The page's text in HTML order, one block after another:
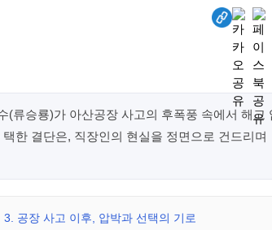
(류승룡)가 아산공장 사고의 후폭풍 속에서 해고
한 결단은, 직장인의 현실을 정면으로 건드리며
3. 공장 사고 이후, 압박과 선택의 기로